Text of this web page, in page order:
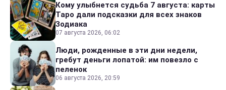
Кому улыбнется судьба 7 августа: карты
Таро дали подсказки для всех знаков
Зодиака
07 августа 2026, 06:02
Люди, рожденные в эти дни недели,
гребут деньги лопатой: им повезло с
пеленок
06 августа 2026, 20:59